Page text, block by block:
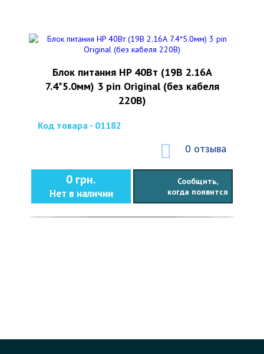
Блок питания HP 40Вт (19В 2.16А
7.4*5.0мм) 3 pin Original (без кабеля
220В)
Код товара - 01182
0 отзыва
0 грн.
Нет в наличии
Сообщить,
когда появится